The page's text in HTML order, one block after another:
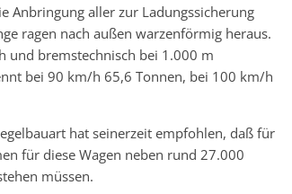
Anbringung aller zur Ladungssicherung
ragen nach außen warzenförmig heraus.
und bremstechnisch bei 1.000 m
bei 90 km/h 65,6 Tonnen, bei 100 km/h
hat seinerzeit empfohlen, daß für
für diese Wagen neben rund 27.000
müssen.